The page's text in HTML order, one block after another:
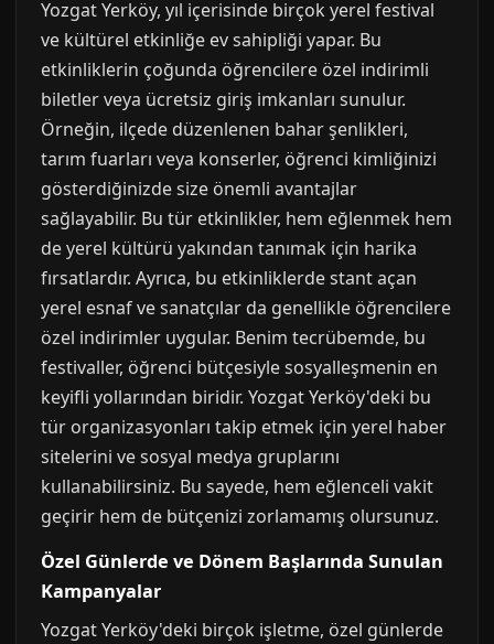
Yozgat Yerköy, yıl içerisinde birçok yerel festival
ve kültürel etkinliğe ev sahipliği yapar. Bu
etkinliklerin çoğunda öğrencilere özel indirimli
biletler veya ücretsiz giriş imkanları sunulur.
Örneğin, ilçede düzenlenen bahar şenlikleri,
tarım fuarları veya konserler, öğrenci kimliğinizi
gösterdiğinizde size önemli avantajlar
sağlayabilir. Bu tür etkinlikler, hem eğlenmek hem
de yerel kültürü yakından tanımak için harika
fırsatlardır. Ayrıca, bu etkinliklerde stant açan
yerel esnaf ve sanatçılar da genellikle öğrencilere
özel indirimler uygular. Benim tecrübemde, bu
festivaller, öğrenci bütçesiyle sosyalleşmenin en
keyifli yollarından biridir. Yozgat Yerköy'deki bu
tür organizasyonları takip etmek için yerel haber
sitelerini ve sosyal medya gruplarını
kullanabilirsiniz. Bu sayede, hem eğlenceli vakit
geçirir hem de bütçenizi zorlamamış olursunuz.
Özel Günlerde ve Dönem Başlarında Sunulan
Kampanyalar
Yozgat Yerköy'deki birçok işletme, özel günlerde